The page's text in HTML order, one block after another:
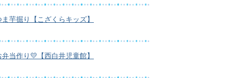
芋掘り【こざくらキッズ】
当作り💛【西白井児童館】